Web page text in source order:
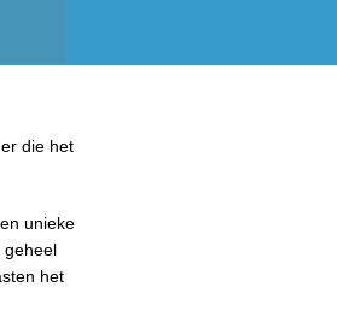
die het
unieke
geheel
het